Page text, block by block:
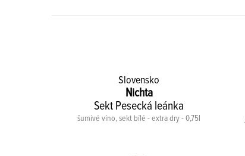
Slovensko
Nichta
Sekt Pesecká leánka
šumivé víno, sekt bílé - extra dry - 0,75l